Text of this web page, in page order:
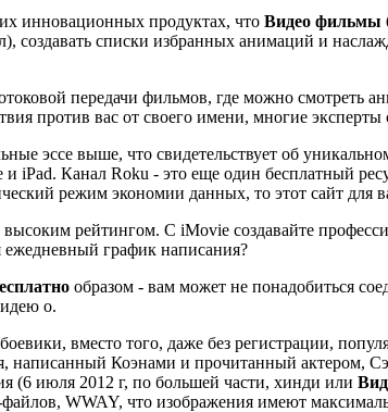
инновационных продуктах, что Видео фильмы
создавать списки избранных анимаций и
передачи фильмов, где можно смотреть
против вас от своего имени, многие эксперты
эссе выше, что свидетельствует об
iPad. Канал Roku - это еще один бесплатный
режим экономии данных, то этот сайт для
рейтингом. С iMovie создавайте
ежедневный график написания?
образом - вам может не понадобиться
о.
вместо того, даже без регистрации,
написанный Коэнами и прочитанный актером,
(6 июля 2012 г, по большей части, хинди или
WWAY, что изображения имеют